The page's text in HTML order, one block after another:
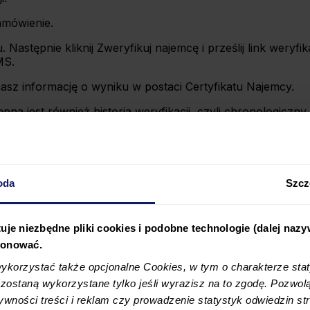
niezbędne pliki cookies i podobne technologie (dalej
także opcjonalne Cookies, w tym o charakterze
wykorzystane tylko jeśli wyrazisz na to zgodę.
treści i reklam czy prowadzenie statystyk odwiedzin
kliknij Zweryfikuj najemcę i prześlij link
informację o wyniku w postaci Certyfikatu Najemcy.
jest również historia weryfikacji, czyli
pary lub grupy najemców.
się do zakupu odpowiedniego pakietu i
Celem tego etapu jest potwierdzenie, czy osoba
między innymi na podstawie danych z
sprawdza zarobki. Celem tego etapu jest ustalenie,